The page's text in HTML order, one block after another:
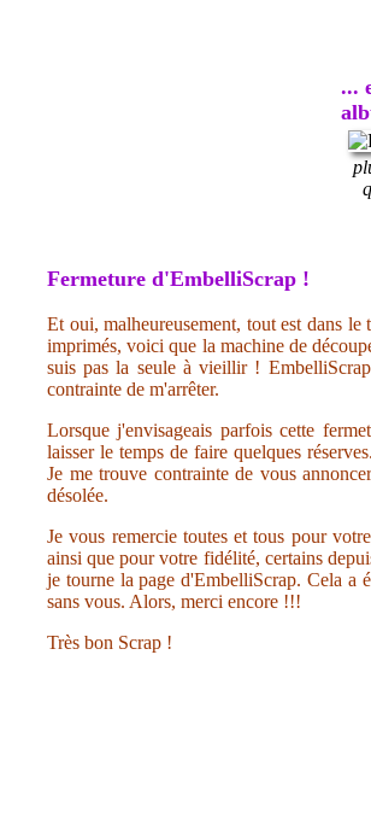
...
Fermeture d'EmbelliScrap !
Et oui, malheureusement, tout est dans
imprimés, voici que la machine de
suis pas la seule à vieillir !
contrainte de m'arrêter.
Lorsque j'envisageais parfois cette
laisser le temps de faire quelques
Je me trouve contrainte de vous
désolée.
Je vous remercie toutes et tous pour
ainsi que pour votre fidélité, certains
je tourne la page d'EmbelliScrap. Cela a
sans vous. Alors, merci encore !!!
Très bon Scrap !